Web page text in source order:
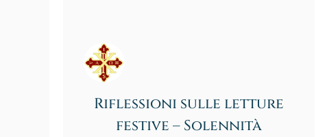
Riflessioni sulle letture
festive – Solennità